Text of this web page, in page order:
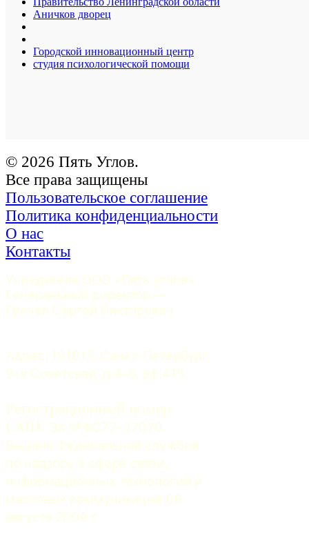
Аничков дворец
Городской инновационный центр
студия психологической помощи
© 2026 Пять Углов.
Все права защищены
Пользовательское соглашение
Политика конфиденциальности
О нас
Контакты
Учредитель ООО «Пять углов».
Генеральный директор —
Грачев Сергей Викторович
Адрес: 191015, Санкт-Петербург,
9-я Советская, д.4-6, оф.415
Регистрационный номер
СМИ: Эл №ФС77-37070.
Выдано Федеральной службой
по надзору в сфере связи,
информационных технологий и
массовых коммуникаций 06
августа 2009 г.